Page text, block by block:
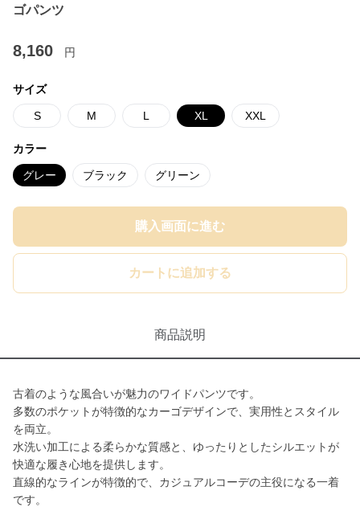
ゴパンツ
8,160 円
サイズ
S M L XL XXL
カラー
グレー ブラック グリーン
購入画面に進む
カートに追加する
商品説明
古着のような風合いが魅力のワイドパンツです。
多数のポケットが特徴的なカーゴデザインで、実用性とスタイル
を両立。
水洗い加工による柔らかな質感と、ゆったりとしたシルエットが
快適な履き心地を提供します。
直線的なラインが特徴的で、カジュアルコーデの主役になる一着
です。